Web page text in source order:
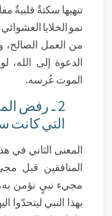
تنهيها سكتةٌ قلبيةٌ
نمو الخلايا
من العمل
الدعوة إلى الله،
الموت عُرسه.
2 ـ رفض
التي كانت
المعنى الثاني في
المنافقين قبل
مجيء نبيٍ نؤمن به،
بهذا النبي ليتحدّوا